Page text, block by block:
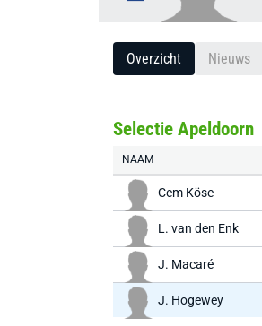
Overzicht Nieuws
Selectie Apeldoorn
NAAM
Cem Köse
L. van den Enk
J. Macaré
J. Hogewey